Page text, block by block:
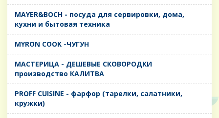
MAYER&BOCH - посуда для сервировки, дома,
кухни и бытовая техника
MYRON COOK -ЧУГУН
MАСТЕРИЦА - ДЕШЕВЫЕ СКОВОРОДКИ
производство КАЛИТВА
PROFF CUISINE - фарфор (тарелки, салатники,
кружки)